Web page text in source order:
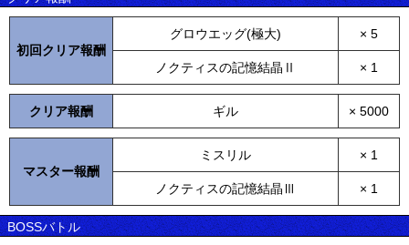
初回クリア報酬
グロウエッグ(極大) × 5
ノクティスの記憶結晶Ⅱ × 1
クリア報酬 ギル × 5000
マスター報酬
ミスリル × 1
ノクティスの記憶結晶Ⅲ × 1
BOSSバトル